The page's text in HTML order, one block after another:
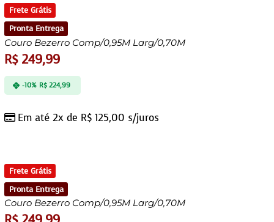
Frete Grátis
Pronta Entrega
Couro Bezerro Comp/0,95M Larg/0,70M
R$249,99
Em até 2x de R$ 125,00 s/juros
-10% R$224,99
Frete Grátis
Pronta Entrega
Couro Bezerro Comp/0,95M Larg/0,70M